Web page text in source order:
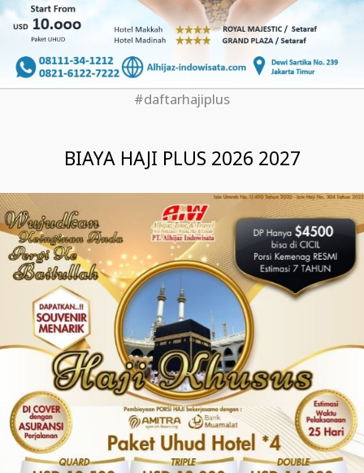
#daftarhajiplus
BIAYA HAJI PLUS 2026 2027